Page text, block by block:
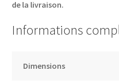
de la livraison.
Informations
Dimensions